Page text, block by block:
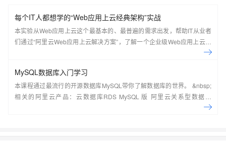
每个IT人都想学的“Web应用上云经典架构”实战
本实验从Web应用上云这个最基本的、最普遍的需求出发，帮助IT从业者
们通过“阿里云Web应用上云解决方案”，了解一个企业级Web应用上云的
MySQL数据库入门学习
本课程通过最流行的开源数据库MySQL带你了解数据库的世界。 &nbsp;
相关的阿里云产品：云数据库RDS MySQL 版 阿里云关系型数据库
RDS（Relational Database Service）是一种稳定可靠、可弹性伸缩的在